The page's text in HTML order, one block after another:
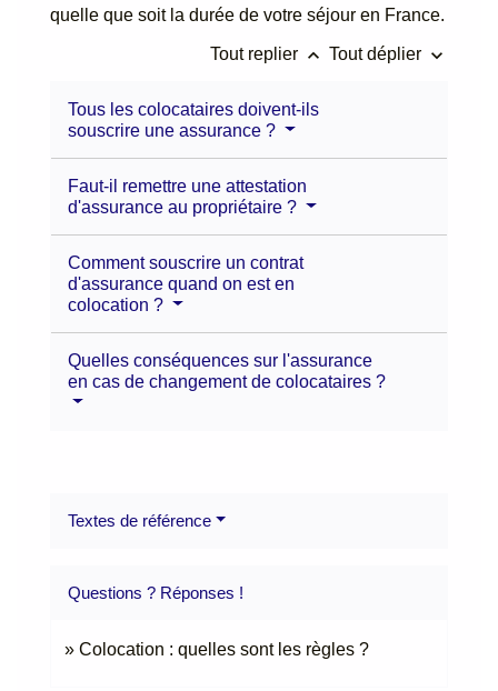
quelle que soit la durée de votre séjour en France.
Tout replier keyboard_arrow_up Tout déplier keyboard_arrow_down
Tous les colocataires doivent-ils
souscrire une assurance ?
Faut-il remettre une attestation
d'assurance au propriétaire ?
Comment souscrire un contrat
d'assurance quand on est en
colocation ?
Quelles conséquences sur l'assurance
en cas de changement de colocataires ?
Textes de référence
Questions ? Réponses !
Colocation : quelles sont les règles ?